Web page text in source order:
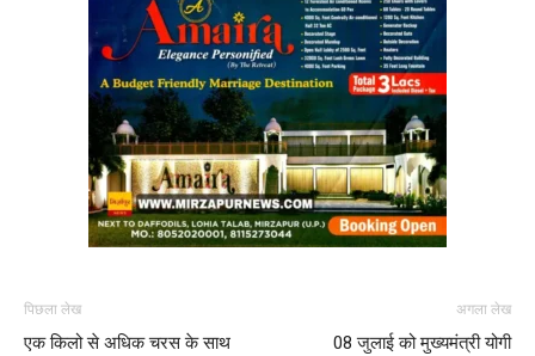
पिछला लेख
एक किलो से अधिक चरस के साथ
अगला लेख
08 जुलाई को मुख्यमंत्री योगी